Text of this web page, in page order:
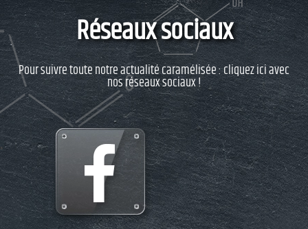
Réseaux sociaux
Pour suivre toute notre actualité caramélisée : cliquez ici avec
nos réseaux sociaux !